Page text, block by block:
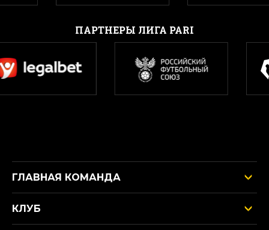
ПАРТНЕРЫ ЛИГА PARI
ГЛАВНАЯ КОМАНДА
КЛУБ